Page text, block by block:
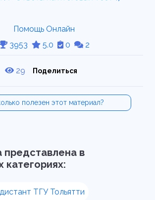
Помощь Онлайн
3953
5.0 0 2
29 Поделиться
полезен этот материал?
представлена в
ТГУ Тольятти